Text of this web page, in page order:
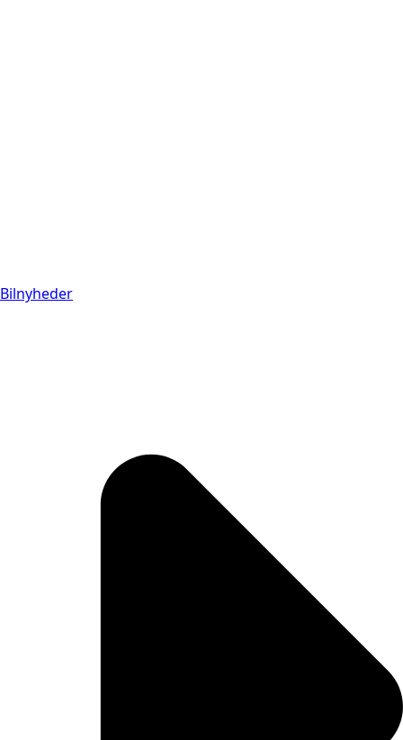
Bilnyheder